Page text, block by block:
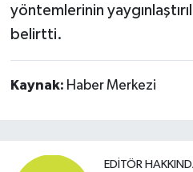
yöntemlerinin
belirtti.
Kaynak: Haber Merkezi
EDITÖR